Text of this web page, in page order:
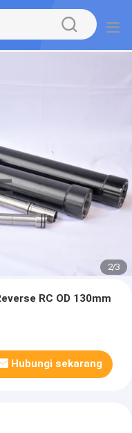
2/3
RC OD 130mm
Hubungi sekarang